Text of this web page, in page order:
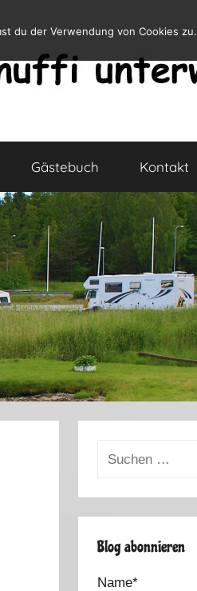
Gästebuch Kontakt
Suchen
Blog abonnieren
Name*
du der Verwendung von Cookies zu.